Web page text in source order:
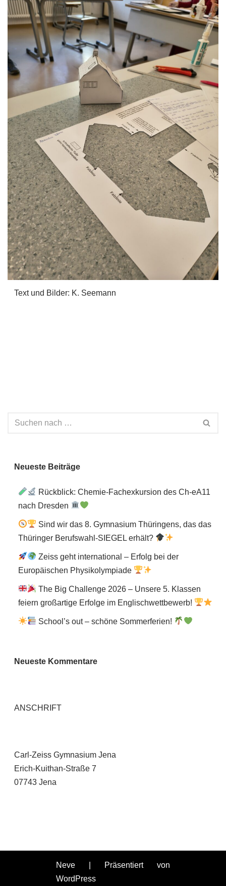
Text und Bilder: K. Seemann
Neueste Beiträge
Rückblick: Chemie-Fachexkursion des Ch-eA11
nach Dresden
Sind wir das 8. Gymnasium Thüringens, das das
Thüringer Berufswahl-SIEGEL erhält?
Zeiss geht international – Erfolg bei der
Europäischen Physikolympiade
The Big Challenge 2026 – Unsere 5. Klassen
feiern großartige Erfolge im Englischwettbewerb!
School’s out – schöne Sommerferien!
Neueste Kommentare
ANSCHRIFT
Carl-Zeiss Gymnasium Jena
Erich-Kuithan-Straße 7
07743 Jena
Neve | Präsentiert von
WordPress